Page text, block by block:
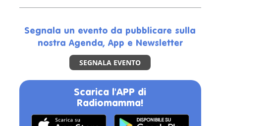
Segnala un evento da pubblicare sulla
nostra Agenda, App e Newsletter
SEGNALA EVENTO
Scarica l'APP di
Radiomamma!